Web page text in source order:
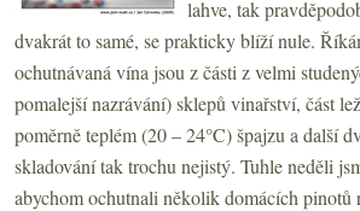
lahve, tak
dvakrát to samé, se prakticky blíží nule.
ochutnávaná vína jsou z části z velmi
pomalejší nazrávání) sklepů vinařství, část
poměrně teplém (20 – 24°C) špajzu a další
skladování tak trochu nejistý. Tuhle neděli
abychom ochutnali několik domácích